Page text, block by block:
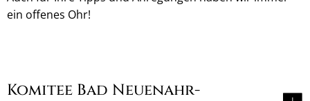
ein offenes Ohr!
Komitee Bad Neuenahr-